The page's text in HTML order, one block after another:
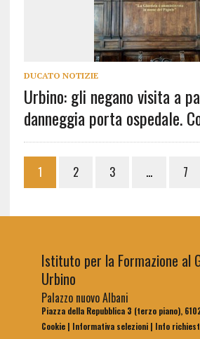
DUCATO NOTIZIE
Urbino: gli negano visita a
danneggia porta ospedale.
1 2 3 … 7
Istituto per la Formazione al
Urbino
Palazzo nuovo Albani
Piazza della Repubblica 3 (terzo piano),
Cookie| Informativa selezioni| Info